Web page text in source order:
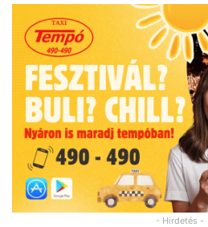
- Hirdetés -